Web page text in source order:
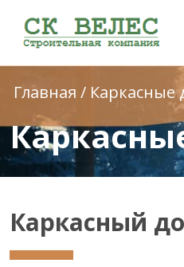
Главная / Каркасные
Каркасный